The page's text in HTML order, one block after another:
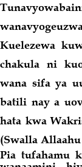
Kuelezewa
chakula ni
wana sifa ya
batili nay a
hata kwa
(Swalla
Pia tufahamu